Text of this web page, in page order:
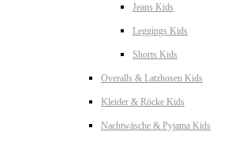
Jeans Kids
Leggings Kids
Shorts Kids
Overalls & Latzhosen Kids
Kleider & Röcke Kids
Nachtwäsche & Pyjama Kids